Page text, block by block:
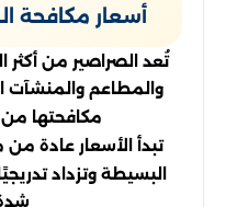
أسعار مكافحة
تُعد الصراصير من أكثر
والمطاعم والمنشآت
مكافحتها من
تبدأ الأسعار عادة
البسيطة وتزداد